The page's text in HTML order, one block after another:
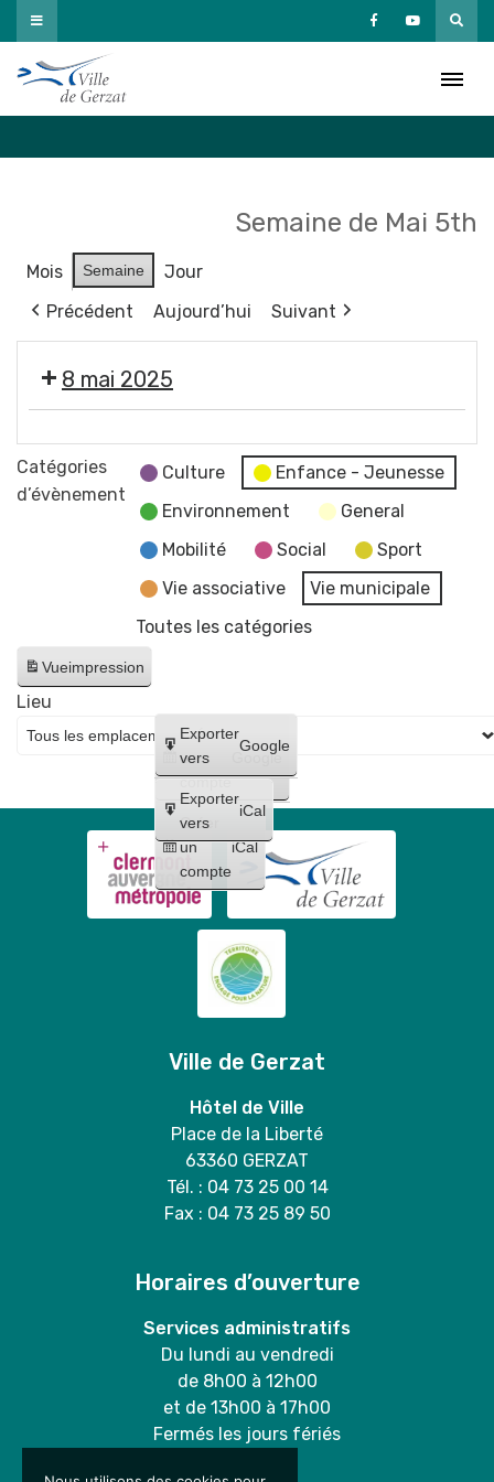
Passer
au
contenu
Semaine de Mai 5th
Mois Semaine
Jour
Précédent
Aujourd’hui Suivant
8 mai 2025
Cérémonie
commémorative
1945
Catégories
d’évènement
Culture
Enfance - Jeunesse
Environnement
General
Mobilité
Social
Sport
Vie associative
Vie municipale
Toutes les catégories
Vueimpression
Créer
un
compte
Google
Créer
un
compte
iCal
Exporter
vers
Google
Exporter
vers
iCal
Lieu
Ville de Gerzat
Hôtel de Ville
Place de la Liberté
63360 GERZAT
Tél. : 04 73 25 00 14
Fax : 04 73 25 89 50
Horaires d’ouverture
Services administratifs
Du lundi au vendredi
de 8h00 à 12h00
et de 13h00 à 17h00
Fermés les jours fériés